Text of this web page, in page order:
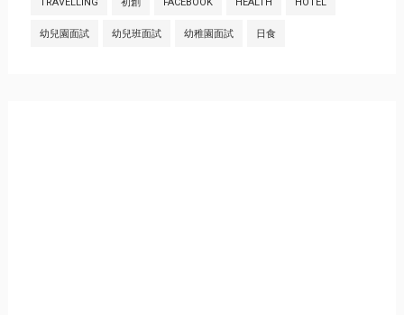
幼兒園面試 幼兒班面試 幼稚園面試 日食